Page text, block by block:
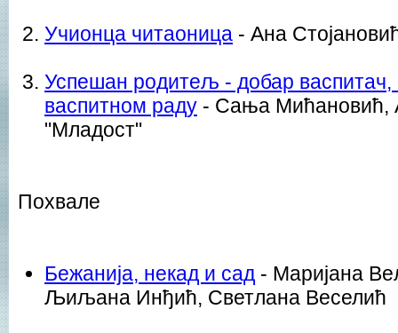
Учионца читаоница - Ана
Успешан родитељ - добар васпитач,
васпитном раду - Сања Мићановић,
"Младост"
Похвале
Бежанија, некад и сад - Маријана
Љиљана Инђић, Светлана Веселић